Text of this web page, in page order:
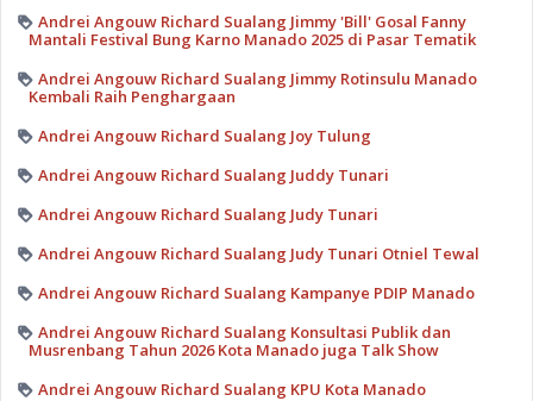
Andrei Angouw Richard Sualang Jimmy 'Bill' Gosal Fanny
Mantali Festival Bung Karno Manado 2025 di Pasar Tematik
Andrei Angouw Richard Sualang Jimmy Rotinsulu Manado
Kembali Raih Penghargaan
Andrei Angouw Richard Sualang Joy Tulung
Andrei Angouw Richard Sualang Juddy Tunari
Andrei Angouw Richard Sualang Judy Tunari
Andrei Angouw Richard Sualang Judy Tunari Otniel Tewal
Andrei Angouw Richard Sualang Kampanye PDIP Manado
Andrei Angouw Richard Sualang Konsultasi Publik dan
Musrenbang Tahun 2026 Kota Manado juga Talk Show
Andrei Angouw Richard Sualang KPU Kota Manado